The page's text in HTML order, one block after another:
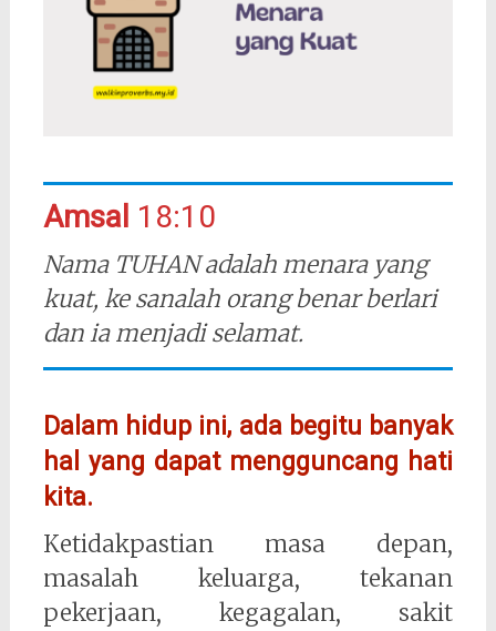
Amsal 18:10
Nama TUHAN adalah menara yang
kuat, ke sanalah orang benar berlari
dan ia menjadi selamat.
Dalam hidup ini, ada begitu banyak
hal yang dapat mengguncang hati
kita.
Ketidakpastian masa depan,
masalah keluarga, tekanan
pekerjaan, kegagalan, sakit